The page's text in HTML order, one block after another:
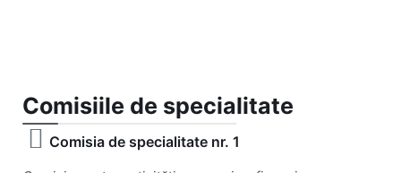
Comisiile de specialitate
Comisia de specialitate nr. 1